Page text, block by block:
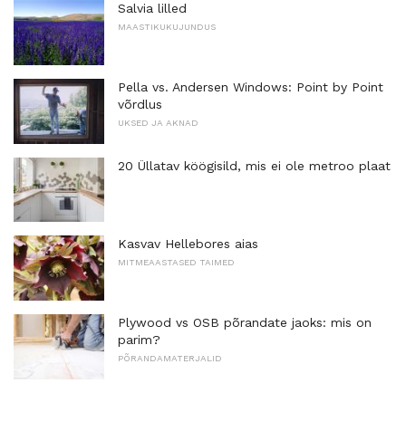
Salvia lilled
MAASTIKUKUJUNDUS
Pella vs. Andersen Windows: Point by Point
võrdlus
UKSED JA AKNAD
20 Üllatav köögisild, mis ei ole metroo plaat
Kasvav Hellebores aias
MITMEAASTASED TAIMED
Plywood vs OSB põrandate jaoks: mis on
parim?
PÕRANDAMATERJALID